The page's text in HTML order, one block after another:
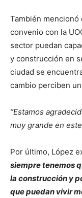
También
convenio con la
sector puedan
y construcción en
ciudad se
cambio perciben
“Estamos
muy grande en
Por último, López
siempre tenemos
la construcción y
que puedan vivir